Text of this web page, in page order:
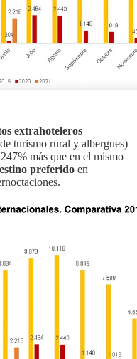
extrahoteleros
turismo rural y albergues)
más que en el mismo
preferido en